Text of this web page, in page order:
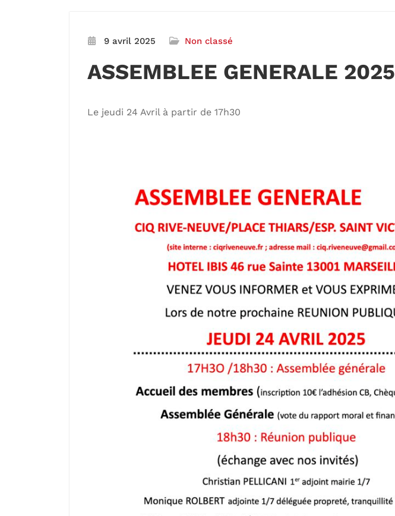
9 avril 2025 Non classé
ASSEMBLEE GENERALE 2025
Le jeudi 24 Avril à partir de 17h30